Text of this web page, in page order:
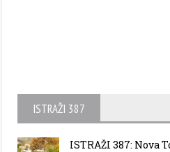
ISTRAŽI 387
ISTRAŽI 387: Nova